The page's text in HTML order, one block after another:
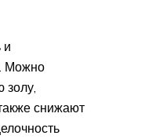
и
Можно
золу,
снижают